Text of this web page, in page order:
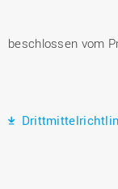
beschlossen vom